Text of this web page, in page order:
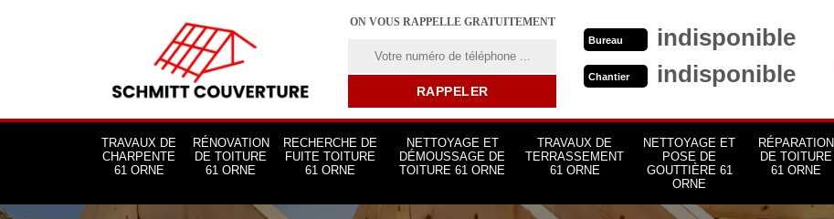
ON VOUS RAPPELLE GRATUITEMENT
Bureau indisponible
Chantier indisponible
TRAVAUX DE
CHARPENTE
61 ORNE
RÉNOVATION
DE TOITURE
61 ORNE
RECHERCHE DE
FUITE TOITURE
61 ORNE
NETTOYAGE ET
DÉMOUSSAGE DE
TOITURE 61 ORNE
TRAVAUX DE
TERRASSEMENT
61 ORNE
NETTOYAGE ET
POSE DE
GOUTTIÈRE 61
ORNE
RÉPARATION
DE TOITURE
61 ORNE